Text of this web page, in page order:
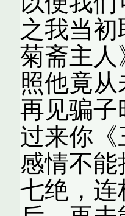
之我当
菊斋主人
照他竟
再见骗子
过来你
感情不
七绝，连